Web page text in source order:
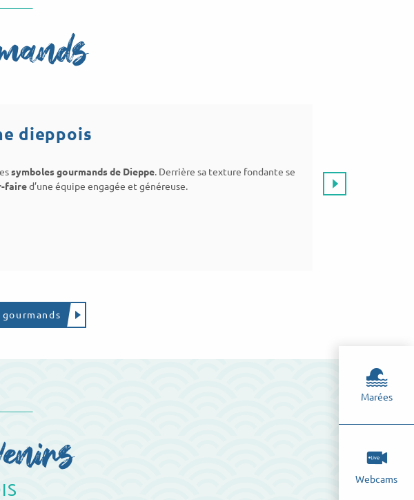
Marées
Webcams
dieppois
symboles gourmands de Dieppe. Derrière sa texture fondante se
faired’une équipe engagée et généreuse.
LaGrange Saint-